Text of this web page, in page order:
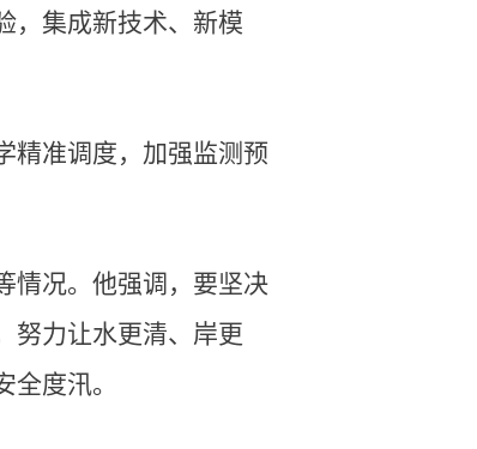
，集成新技术、新模
精准调度，加强监测预
情况。他强调，要坚决
努力让水更清、岸更
度汛。